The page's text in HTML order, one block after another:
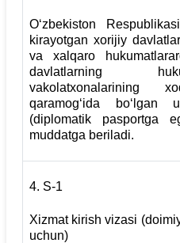
O‘zbekiston
kirayotgan xorijiy
va xalqaro
davlatlarning
vakolatxonalarining
qaramog‘ida bo‘lgan
(diplomatik pasportga
muddatga beriladi.
4. S-1
Xizmat kirish vizasi
uchun)